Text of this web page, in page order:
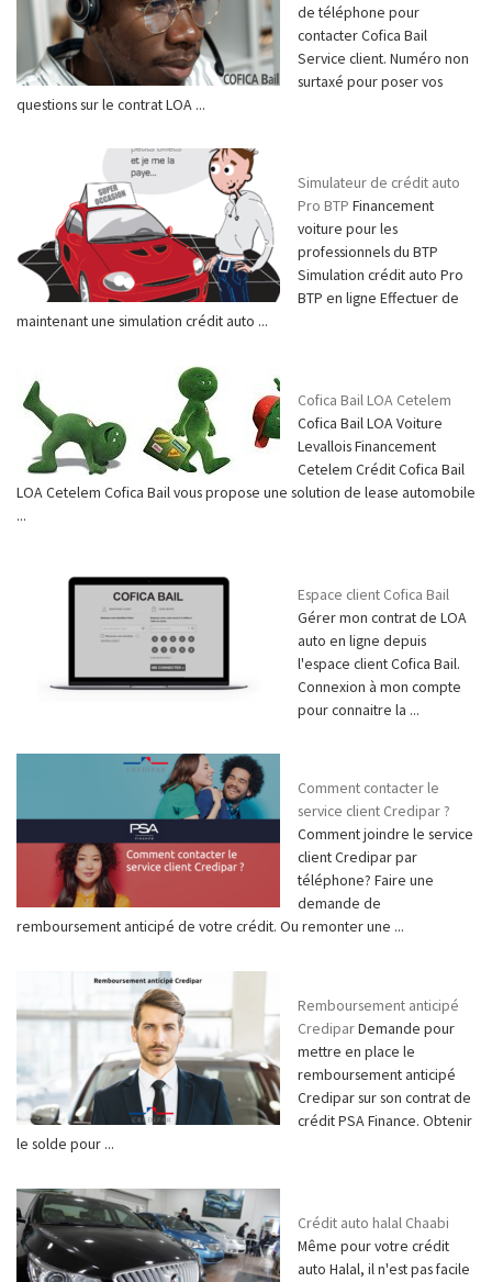
de téléphone pour
contacter Cofica Bail
Service client. Numéro non
surtaxé pour poser vos
questions sur le contrat LOA ...
Simulateur de crédit auto
Pro BTP Financement
voiture pour les
professionnels du BTP
Simulation crédit auto Pro
BTP en ligne Effectuer de
maintenant une simulation crédit auto ...
Cofica Bail LOA Cetelem
Cofica Bail LOA Voiture
Levallois Financement
Cetelem Crédit Cofica Bail
LOA Cetelem Cofica Bail vous propose une solution de lease automobile
...
Espace client Cofica Bail
Gérer mon contrat de LOA
auto en ligne depuis
l'espace client Cofica Bail.
Connexion à mon compte
pour connaitre la ...
Comment contacter le
service client Credipar ?
Comment joindre le service
client Credipar par
téléphone? Faire une
demande de
remboursement anticipé de votre crédit. Ou remonter une ...
Remboursement anticipé
CrediparDemande pour
mettre en place le
remboursement anticipé
Credipar sur son contrat de
crédit PSA Finance. Obtenir
le solde pour ...
Crédit auto halal Chaabi
Même pour votre crédit
auto Halal, il n'est pas facile